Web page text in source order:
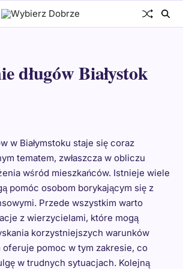
długów Białystok
w Białymstoku staje się coraz
tematem, zwłaszcza w obliczu
wśród mieszkańców. Istnieje wiele
pomóc osobom borykającym się z
Przede wszystkim warto
z wierzycielami, które mogą
korzystniejszych warunków
oferuje pomoc w tym zakresie, co
w trudnych sytuacjach. Kolejną